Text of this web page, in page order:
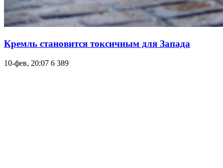
Кремль становится токсичным для Запада
10-фев, 20:07 6 389